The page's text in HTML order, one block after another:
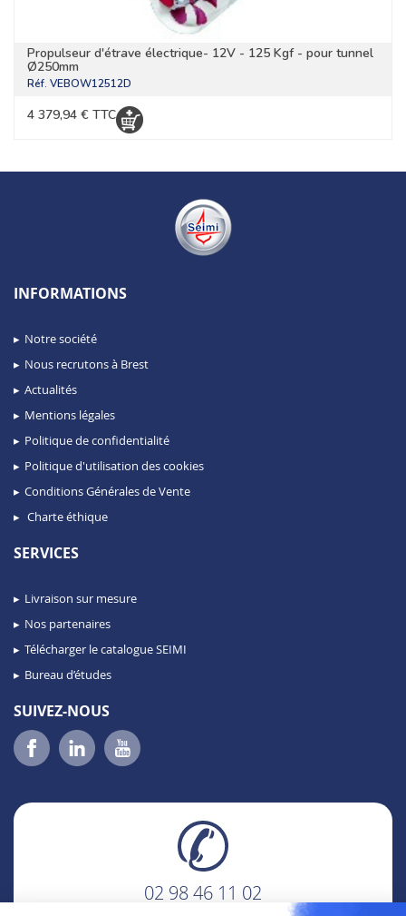
Propulseur d'étrave électrique- 12V - 125 Kgf - pour tunnel
Ø250mm
Réf. VEBOW12512D
4 379,94 € TTC
INFORMATIONS
Notre société
Nous recrutons à Brest
Actualités
Mentions légales
Politique de confidentialité
Politique d'utilisation des cookies
Conditions Générales de Vente
Charte éthique
SERVICES
Livraison sur mesure
Nos partenaires
Télécharger le catalogue SEIMI
Bureau d’études
SUIVEZ-NOUS
02 98 46 11 02